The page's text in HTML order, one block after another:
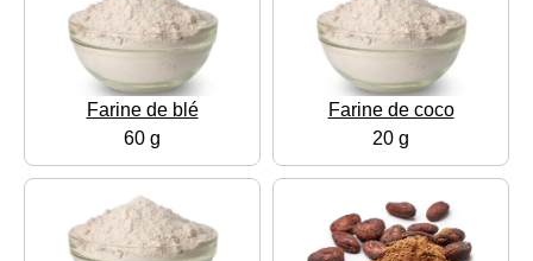
Farine de blé
60 g
Farine de coco
20 g